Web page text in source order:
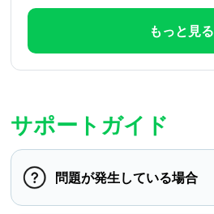
もっと見る
サポートガイド
問題が発生している場合